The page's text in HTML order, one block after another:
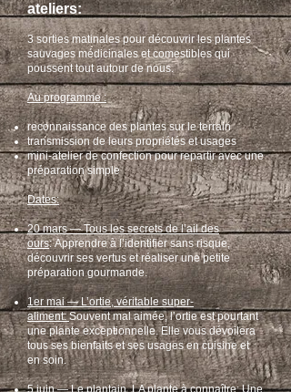
ateliers:
3 sorties matinales pour découvrir les plantes
sauvages médicinales et comestibles qui
poussent tout autour de nous.
Au programme :
reconnaissance des plantes sur le terrain
transmission de leurs propriétés et usages
mini-atelier de confection pour repartir avec une
préparation simple
Dates:
20 mars — Tous les secrets de l’ail des
ours:Apprendre à l’identifier sans risque,
découvrir ses vertus et réaliser une petite
préparation gourmande.
1er mai — L’ortie, véritable super-
aliment:Souvent mal aimée, l’ortie est pourtant
une plante exceptionnelle. Elle vous dévoilera
tous ses bienfaits et ses usages en cuisine et
en soin.
5 juin — Le plantain, LA plante à connaître:Une